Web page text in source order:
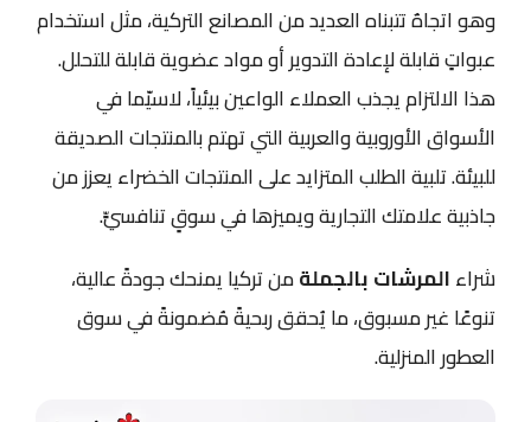
وهو اتجاهٌ تتبناه العديد من المصانع التركية، مثل استخدام
عبواتٍ قابلة لإعادة التدوير أو مواد عضوية قابلة للتحلل.
هذا الالتزام يجذب العملاء الواعين بيئياً، لاسيّما في
الأسواق الأوروبية والعربية التي تهتم بالمنتجات الصديقة
للبيئة. تلبية الطلب المتزايد على المنتجات الخضراء يعزز من
جاذبية علامتك التجارية ويميزها في سوقٍ تنافسيٍّ.
شراءالمرشات بالجملةمن تركيا يمنحك جودةً عالية،
تنوعًا غير مسبوق، ما يُحقق ربحيةً مُضمونةً في سوق
العطور المنزلية.